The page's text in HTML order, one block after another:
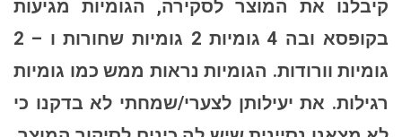
קיבלנו את המוצר לסקירה, הגומיות מגיעות
בקופסא ובה 4 גומיות 2 גומיות שחורות ו – 2
גומיות וורודות. הגומיות נראות ממש כמו גומיות
רגילות. את יעילותן לצערי/שמחתי לא בדקנו כי